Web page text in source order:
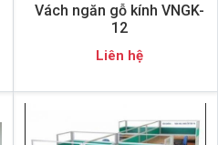
Vách ngăn gỗ kính VNGK-
12
Liên hệ